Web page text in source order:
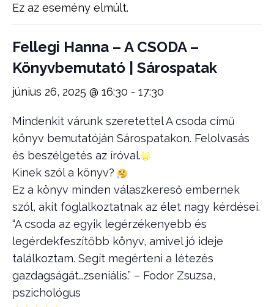
Ez az esemény elmúlt.
Fellegi Hanna – A CSODA –
Könyvbemutató | Sárospatak
június 26, 2025 @ 16:30 - 17:30
Mindenkit várunk szeretettel A csoda című
könyv bemutatóján Sárospatakon. Felolvasás
és beszélgetés az íróval.
Kinek szól a könyv?
Ez a könyv minden válaszkereső embernek
szól, akit foglalkoztatnak az élet nagy kérdései.
“A csoda az egyik legérzékenyebb és
legérdekfeszítőbb könyv, amivel jó ideje
találkoztam. Segít megérteni a létezés
gazdagságát…zseniális.” – Fodor Zsuzsa,
pszichológus